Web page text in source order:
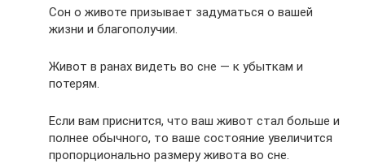
Сон о животе призывает задуматься о вашей
жизни и благополучии.
Живот в ранах видеть во сне — к убыткам и
потерям.
Если вам приснится, что ваш живот стал больше и
полнее обычного, то ваше состояние увеличится
пропорционально размеру живота во сне.